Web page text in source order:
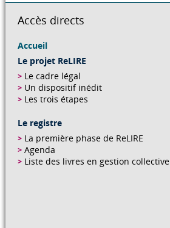
Accès directs
Accueil
Le projet ReLIRE
Le cadre légal
Un dispositif inédit
Les trois étapes
Le registre
La première phase de ReLIRE
Agenda
Liste des livres en gestion collective